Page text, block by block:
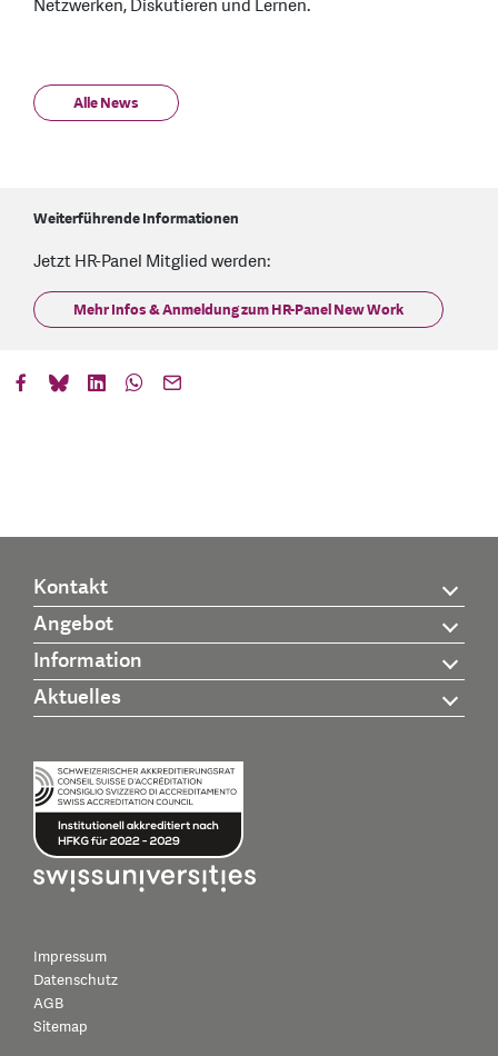
Netzwerken, Diskutieren und Lernen.
Alle News
Weiterführende Informationen
Jetzt HR-Panel Mitglied werden:
Mehr Infos & Anmeldung zum HR-Panel New Work
Kontakt
Angebot
Information
Aktuelles
Impressum
Datenschutz
AGB
Sitemap